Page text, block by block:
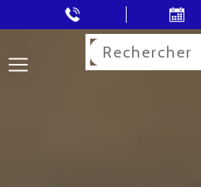
Rechercher